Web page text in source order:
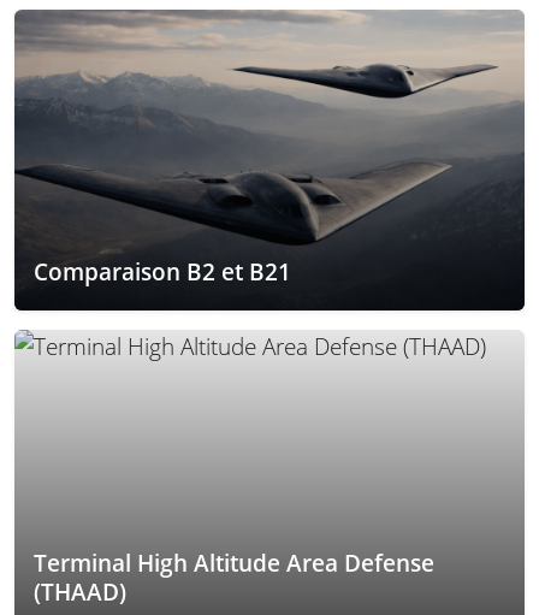
Comparaison B2 et B21
Terminal High Altitude Area Defense
(THAAD)